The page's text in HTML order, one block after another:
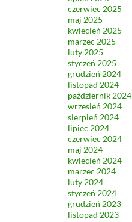
czerwiec 2025
maj 2025
kwiecień 2025
marzec 2025
luty 2025
styczeń 2025
grudzień 2024
listopad 2024
październik 2024
wrzesień 2024
sierpień 2024
lipiec 2024
czerwiec 2024
maj 2024
kwiecień 2024
marzec 2024
luty 2024
styczeń 2024
grudzień 2023
listopad 2023